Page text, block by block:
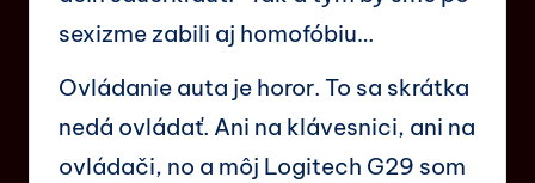
sexizme zabili aj homofóbiu…
Ovládanie auta je horor. To sa skrátka
nedá ovládať. Ani na klávesnici, ani na
ovládači, no a môj Logitech G29 som